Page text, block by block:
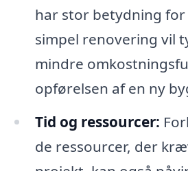
har stor betydning for
simpel renovering vil
mindre
opførelsen af en ny
Tid og ressourcer:
de ressourcer, der